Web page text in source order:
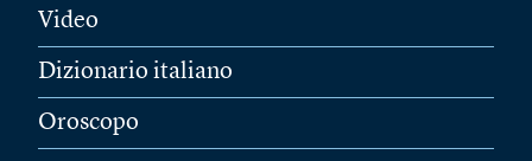
Video
Dizionario italiano
Oroscopo